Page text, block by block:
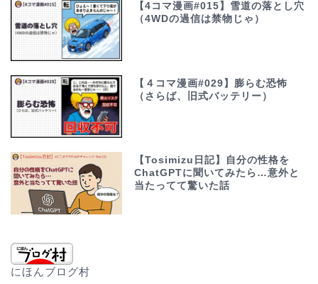
【4コマ漫画#015】雪道の落とし穴
（4WDの過信は禁物じゃ）
【４コマ漫画#029】膨らむ恐怖
（さらば、旧式バッテリー）
【Tosimizu日記】自分の性格を
ChatGPTに聞いてみたら…意外と
当たってて驚いた話
にほんブログ村